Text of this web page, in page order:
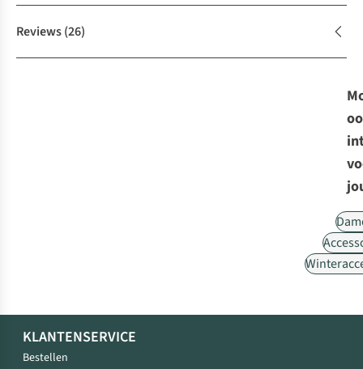
Reviews(26)
KLANTENSERVICE
Bestellen